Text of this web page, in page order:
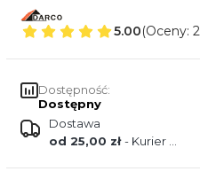
5.00(Oceny:
Dostępność:
Dostępny
Dostawa
od 25,00 zł- Kurier DPD